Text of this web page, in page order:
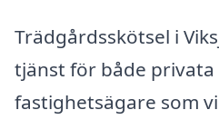
Trädgårdsskötsel i
tjänst för både privata
fastighetsägare som